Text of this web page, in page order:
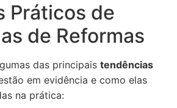
Práticos de
de Reformas
das principais tendências
em evidência e como elas
na prática: